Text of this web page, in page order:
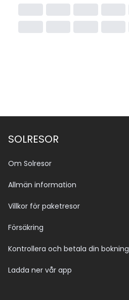
SOLRESOR
Om Solresor
Allmän information
Villkor för paketresor
Försäkring
Kontrollera och betala din bokning
Ladda ner vår app